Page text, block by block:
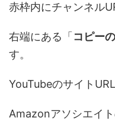
赤枠内にチャンネル
右端にある「 コピー
す。
YouTubeのサイト
Amazonアソシエイ